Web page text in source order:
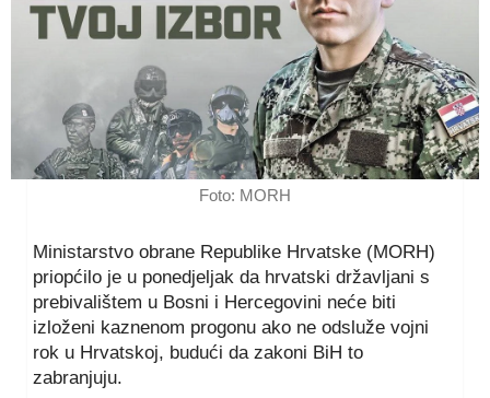
Foto: MORH
Ministarstvo obrane Republike Hrvatske (MORH)
priopćilo je u ponedjeljak da hrvatski državljani s
prebivalištem u Bosni i Hercegovini neće biti
izloženi kaznenom progonu ako ne odsluže vojni
rok u Hrvatskoj, budući da zakoni BiH to
zabranjuju.